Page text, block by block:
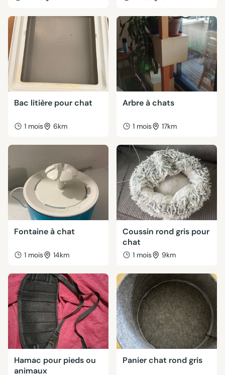
Bac litière pour chat
1 mois 6km
Arbre à chats
1 mois 17km
Fontaine à chat
1 mois 14km
Coussin rond gris pour
chat
1 mois 9km
Hamac pour pieds ou
animaux
Panier chat rond gris